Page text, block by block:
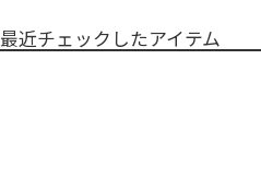
最近チェックしたアイテム